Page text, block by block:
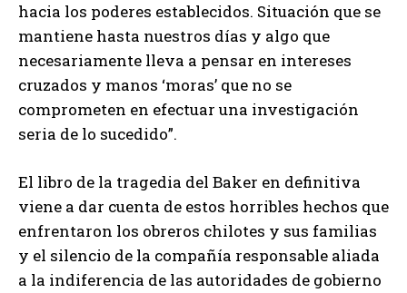
hacia los poderes establecidos. Situación que se
mantiene hasta nuestros días y algo que
necesariamente lleva a pensar en intereses
cruzados y manos ‘moras’ que no se
comprometen en efectuar una investigación
seria de lo sucedido”.
El libro de la tragedia del Baker en definitiva
viene a dar cuenta de estos horribles hechos que
enfrentaron los obreros chilotes y sus familias
y el silencio de la compañía responsable aliada
a la indiferencia de las autoridades de gobierno